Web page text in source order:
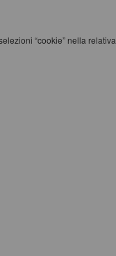
“cookie” nella